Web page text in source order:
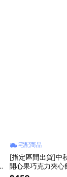
宅配商品
[指定區間出貨]中
開心果巧克力夾
石】